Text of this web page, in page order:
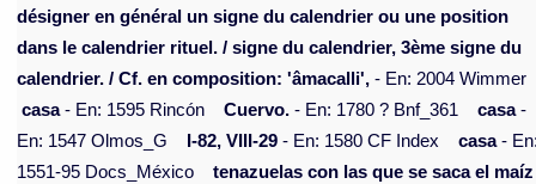
désigner en général un signe du calendrier ou une position
dans le calendrier rituel. / signe du calendrier, 3ème signe du
calendrier. / Cf. en composition: 'âmacalli', - En: 2004 Wimmer
casa- En: 1595 Rincón Cuervo. - En: 1780 ? Bnf_361 casa-
En: 1547 Olmos_G
I-82, VIII-29 - En: 1580 CF Index casa-
1551-95 Docs_México
tenazuelas con las que se saca el maíz